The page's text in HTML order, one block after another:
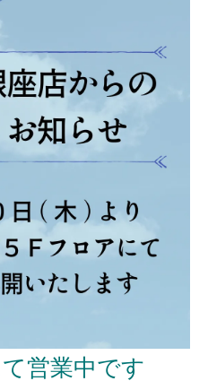
営業中です